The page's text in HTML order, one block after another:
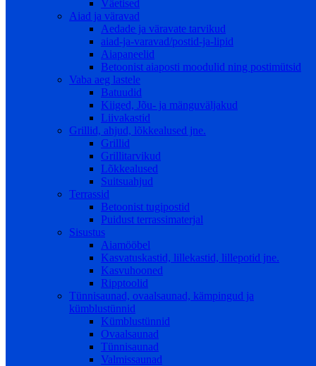
Väetised
Aiad ja väravad
Aedade ja väravate tarvikud
aiad-ja-varavad/postid-ja-lipid
Aiapaneelid
Betoonist aiaposti moodulid ning postimütsid
Vaba aeg lastele
Batuudid
Kiiged, Jõu- ja mänguväljakud
Liivakastid
Grillid, ahjud, lõkkealused jne.
Grillid
Grillitarvikud
Lõkkealused
Suitsuahjud
Terrassid
Betoonist tugipostid
Puidust terrassimaterjal
Sisustus
Aiamööbel
Kasvatuskastid, lillekastid, lillepotid jne.
Kasvuhooned
Ripptoolid
Tünnisaunad, ovaalsaunad, kämpingud ja
kümblustünnid
Kümblustünnid
Ovaalsaunad
Tünnisaunad
Valmissaunad